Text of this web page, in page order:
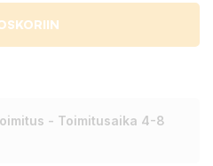
- Toimitusaika 4-8